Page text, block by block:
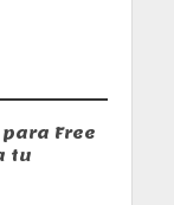
Free
tu